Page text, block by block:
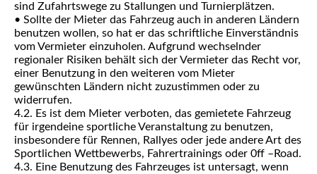
sind Zufahrtswege zu Stallungen und Turnierplätzen.
• Sollte der Mieter das Fahrzeug auch in anderen Ländern
benutzen wollen, so hat er das schriftliche Einverständnis
vom Vermieter einzuholen. Aufgrund wechselnder
regionaler Risiken behält sich der Vermieter das Recht vor,
einer Benutzung in den weiteren vom Mieter
gewünschten Ländern nicht zuzustimmen oder zu
widerrufen.
4.2. Es ist dem Mieter verboten, das gemietete Fahrzeug
für irgendeine sportliche Veranstaltung zu benutzen,
insbesondere für Rennen, Rallyes oder jede andere Art des
Sportlichen Wettbewerbs, Fahrertrainings oder 0ff –Road.
4.3. Eine Benutzung des Fahrzeuges ist untersagt, wenn